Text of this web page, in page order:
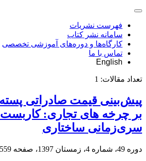
فهرست نشریات
سامانه نشر کتاب
کارگاه‌ها و دوره‌های آموزشی تخصصی
تماس با ما
English
تعداد مقالات: 1
پیش‌بینی قیمت صادراتی پسته
بر چرخه ‌های تجاری: کاربست
سری‌زمانی ساختاری
دوره 49، شماره 4، زمستان 1397، صفحه 559-571